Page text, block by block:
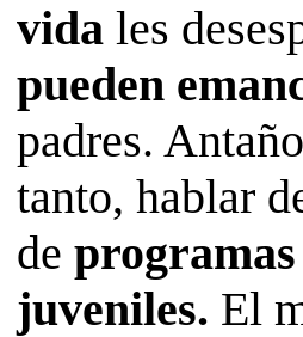
vida les
pueden
padres.
tanto, hablar
de
juveniles. El